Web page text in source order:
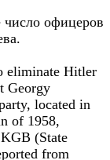
число офицеров
eliminate Hitler
Georgy
located in
of 1958,
(State
from